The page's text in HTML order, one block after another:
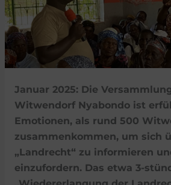
Januar 2025: Die
Witwendorf Nyabondo ist
Emotionen, als rund 500
zusammenkommen, um sich
„Landrecht“ zu informieren
einzufordern. Das etwa 3-